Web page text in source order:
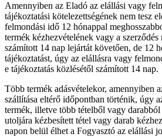
Amennyiben az Eladó az elállási vagy
tájékoztatási kötelezettségének nem tesz
felmondási idő 12 hónappal
termék kézhezvételének vagy a
számított 14 nap lejártát követően, de 12
tájékoztatást, úgy az elállásra vagy
e tájékoztatás közlésétől számított 14 nap.
Több termék adásvételekor, amennyiben
szállítása eltérő időpontban történik, úgy
termék, illetve több tételből vagy darabból
utoljára kézbesített tétel vagy darab
napon belül élhet a Fogyasztó az elállási